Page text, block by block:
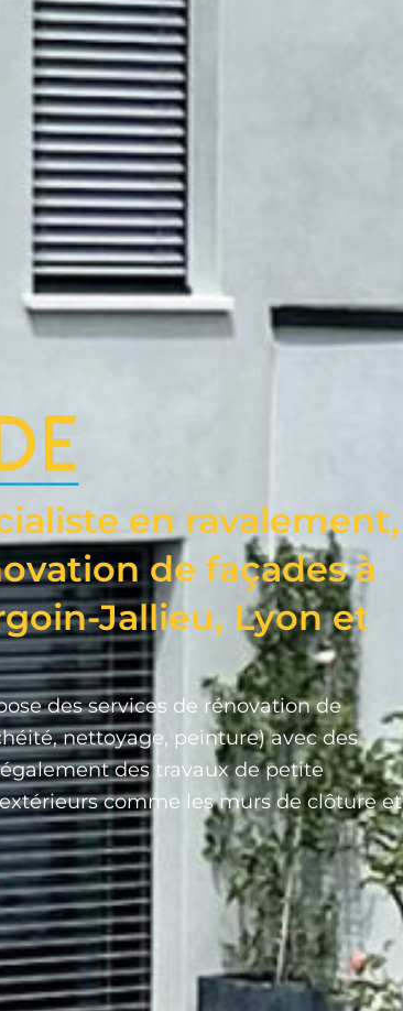
en ravalement,
de façades à
Jallieu, Lyon et
des services de rénovation de
nettoyage, peinture) avec des
des travaux de petite
comme les murs de clôture et